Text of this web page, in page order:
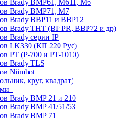
Brady BMP61, M611, M6
Brady BMP71, M7
Brady BBP11 и BBP12
Brady THT (BP PR, BBP72 и др)
Brady серии IP
LK330 (КП 220 Рус)
PT (P-700 и PT-1010)
Brady TLS
Niimbot
круг, квадрат)
Brady BMP 21 и 210
Brady BMP 41/51/53
Brady BMP 71